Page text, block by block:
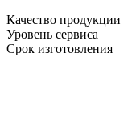
Качество продукции
Уровень сервиса
Срок изготовления